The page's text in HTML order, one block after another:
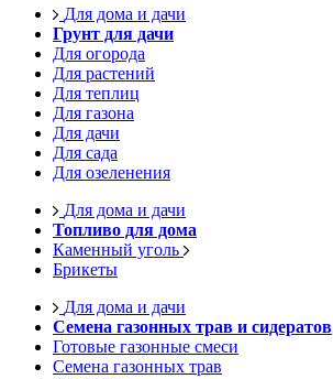
Для дома и дачи
Грунт для дачи
Для огорода
Для растений
Для теплиц
Для газона
Для дачи
Для сада
Для озеленения
Для дома и дачи
Топливо для дома
Каменный уголь
Брикеты
Для дома и дачи
Семена газонных трав и сидератов
Готовые газонные смеси
Семена газонных трав